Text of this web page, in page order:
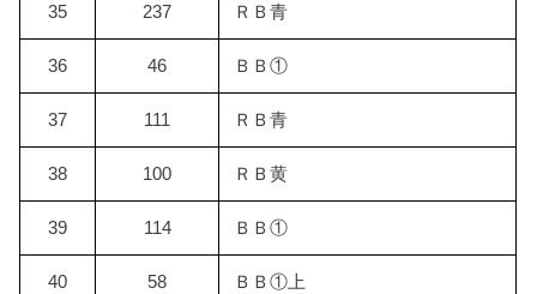
35 237 ＲＢ青
36 46 ＢＢ①
37 111 ＲＢ青
38 100 ＲＢ黄
39 114 ＢＢ①
40 58 ＢＢ①上